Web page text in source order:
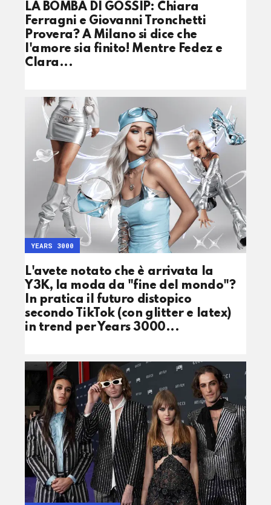
LA BOMBA DI GOSSIP: Chiara
Ferragni e Giovanni Tronchetti
Provera? A Milano si dice che
l'amore sia finito! Mentre Fedez e
Clara...
L'avete notato che è arrivata la
Y3K, la moda da "fine del mondo"?
In pratica il futuro distopico
secondo TikTok (con glitter e latex)
in trend per Years 3000...
YEARS 3000